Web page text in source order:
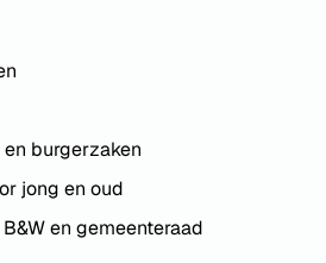
burgerzaken
jong en oud
en gemeenteraad